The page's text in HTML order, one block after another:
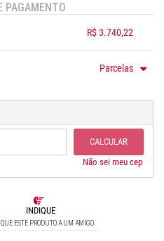
INDIQUE
ESTE PRODUTO A UM AMIGO
PAGAMENTO
R$ 3.740,22
Parcelas
.
CALCULAR
Não sei meu cep